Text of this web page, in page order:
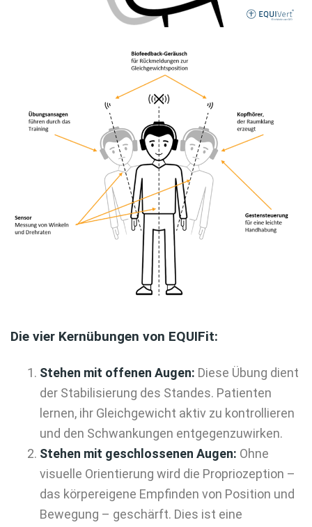
Die vier Kernübungen von EQUIFit:
Stehen mit offenen Augen: Diese Übung dient
der Stabilisierung des Standes. Patienten
lernen, ihr Gleichgewicht aktiv zu kontrollieren
und den Schwankungen entgegenzuwirken.
Stehen mit geschlossenen Augen: Ohne
visuelle Orientierung wird die Propriozeption –
das körpereigene Empfinden von Position und
Bewegung – geschärft. Dies ist eine